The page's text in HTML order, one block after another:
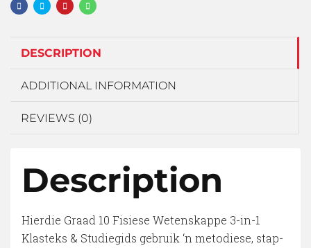
DESCRIPTION
ADDITIONAL INFORMATION
REVIEWS (0)
Description
Hierdie Graad 10 Fisiese Wetenskappe 3-in-1
Klasteks & Studiegids gebruik ‘n metodiese, stap-